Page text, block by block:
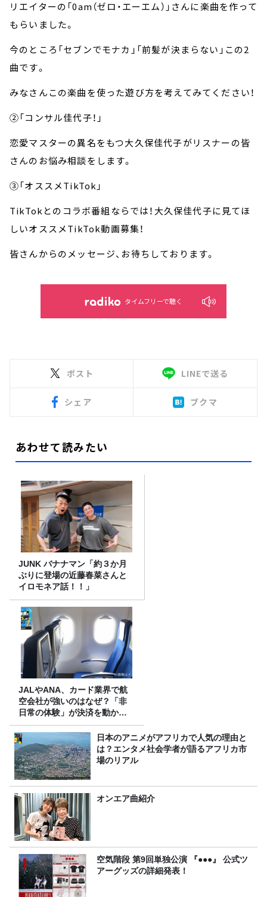
リエイターの「0am（ゼロ・エーエム）」さんに楽曲を作って
もらいました。
今のところ「セブンでモナカ」「前髪が決まらない」この2
曲です。
みなさんこの楽曲を使った遊び方を考えてみてください！
②「コンサル佳代子！」
恋愛マスターの異名をもつ大久保佳代子がリスナーの皆
さんのお悩み相談をします。
③「オススメTikTok」
TikTokとのコラボ番組ならでは！大久保佳代子に見てほ
しいオススメTikTok動画募集！
皆さんからのメッセージ、お待ちしております。
タイムフリーで聴く
ポスト LINEで送る
シェア ブクマ
あわせて読みたい
JUNK バナナマン「約３か月
ぶりに登場の近藤春菜さんと
イロモネア話！！」
JALやANA、カード業界で航
空会社が強いのはなぜ？「非
日常の体験」が決済を動かす
理由
日本のアニメがアフリカで人気の理由と
は？エンタメ社会学者が語るアフリカ市
場のリアル
オンエア曲紹介
空気階段 第9回単独公演 『●●●』 公式ツ
アーグッズの詳細発表！